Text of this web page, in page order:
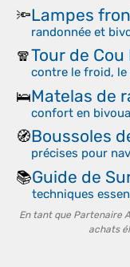
🔦Lampes
randonnée et
🧣Tour de
contre le froid, le
🛌Matelas de
confort en
🧭Boussoles
précises pour
📚Guide de
techniques
En tant que Partenaire
achats